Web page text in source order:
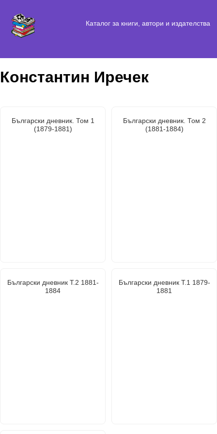
Каталог за книги, автори и издателства
Константин Иречек
Български дневник. Том 1
(1879-1881)
Български дневник. Том 2
(1881-1884)
Български дневник Т.2 1881-
1884
Български дневник Т.1 1879-
1881